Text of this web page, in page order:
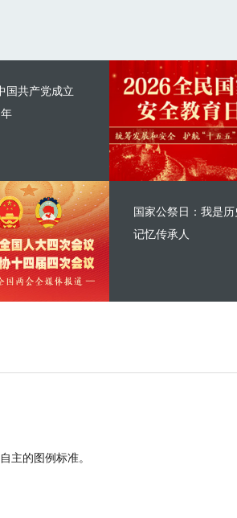
国共产党成立
国家公祭日：我是历
记忆传承人
主的图例标准。